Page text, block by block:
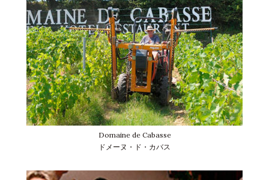
Domaine de Cabasse
ドメーヌ・ド・カバス